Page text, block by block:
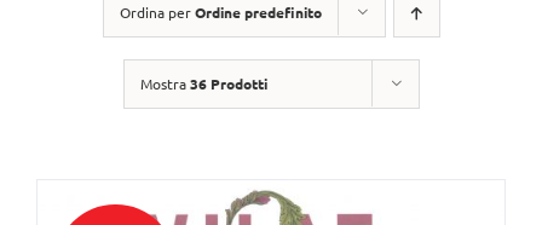
Ordina perOrdine predefinito
Mostra36 Prodotti